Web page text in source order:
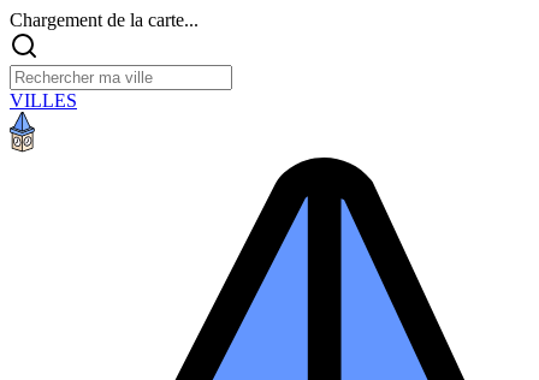
Chargement de la carte...
VILLES